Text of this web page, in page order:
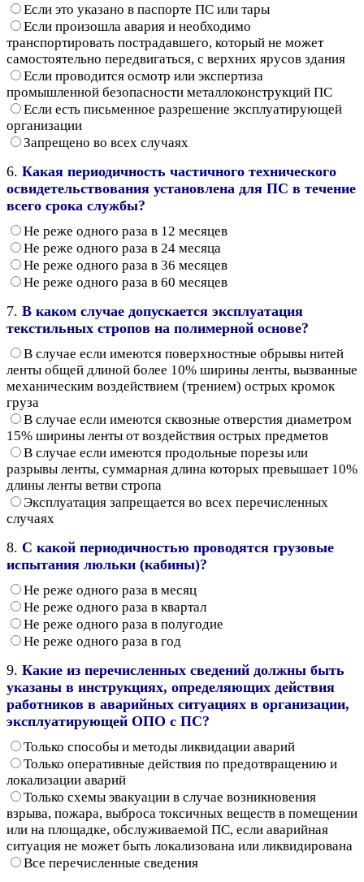
Если это указано в паспорте ПС или тары
Если произошла авария и необходимо
транспортировать пострадавшего, который не может
самостоятельно передвигаться, с верхних ярусов здания
Если проводится осмотр или экспертиза
промышленной безопасности металлоконструкций ПС
Если есть письменное разрешение эксплуатирующей
организации
Запрещено во всех случаях
6. Какая периодичность частичного технического
освидетельствования установлена для ПС в течение
всего срока службы?
Не реже одного раза в 12 месяцев
Не реже одного раза в 24 месяца
Не реже одного раза в 36 месяцев
Не реже одного раза в 60 месяцев
7. В каком случае допускается эксплуатация
текстильных стропов на полимерной основе?
В случае если имеются поверхностные обрывы нитей
ленты общей длиной более 10% ширины ленты, вызванные
механическим воздействием (трением) острых кромок
груза
В случае если имеются сквозные отверстия диаметром
15% ширины ленты от воздействия острых предметов
В случае если имеются продольные порезы или
разрывы ленты, суммарная длина которых превышает 10%
длины ленты ветви стропа
Эксплуатация запрещается во всех перечисленных
случаях
8. С какой периодичностью проводятся грузовые
испытания люльки (кабины)?
Не реже одного раза в месяц
Не реже одного раза в квартал
Не реже одного раза в полугодие
Не реже одного раза в год
9. Какие из перечисленных сведений должны быть
указаны в инструкциях, определяющих действия
работников в аварийных ситуациях в организации,
эксплуатирующей ОПО с ПС?
Только способы и методы ликвидации аварий
Только оперативные действия по предотвращению и
локализации аварий
Только схемы эвакуации в случае возникновения
взрыва, пожара, выброса токсичных веществ в помещении
или на площадке, обслуживаемой ПС, если аварийная
ситуация не может быть локализована или ликвидирована
Все перечисленные сведения